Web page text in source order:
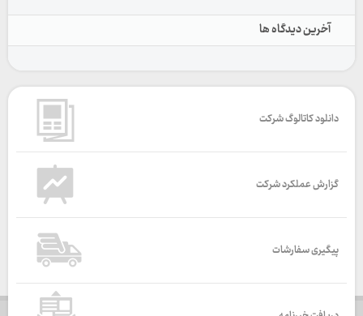
آخرین دیدگاه ها
دانلود کاتالوگ شرکت
گزارش عملکرد شرکت
پیگیری سفارشات